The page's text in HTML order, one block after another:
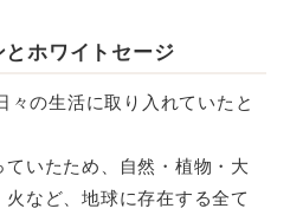
ホワイトセージ
々の生活に取り入れていたと
いたため、自然・植物・大
など、地球に存在する全て